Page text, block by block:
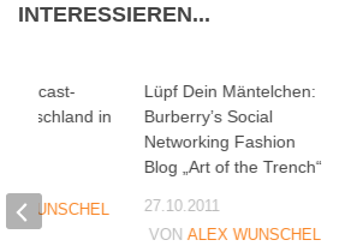
INTERESSIEREN...
Lüpf Dein Mäntelchen:
Burberry’s Social
Networking Fashion
Blog „Art of the Trench“
27.10.2011
VONALEX WUNSCHEL
Podcast-
in
WUNSCHEL